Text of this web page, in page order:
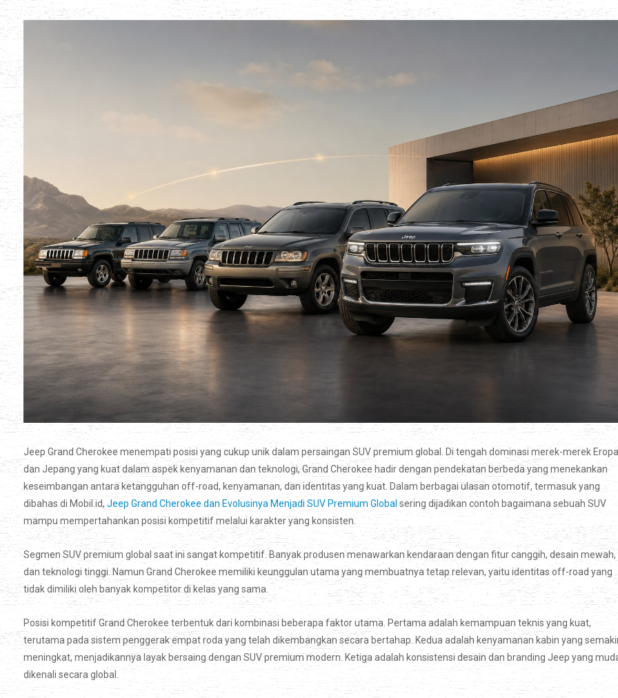
Jeep Grand Cherokee menempati posisi yang cukup unik dalam persaingan SUV premium global. Di tengah dominasi merek-merek Eropa
dan Jepang yang kuat dalam aspek kenyamanan dan teknologi, Grand Cherokee hadir dengan pendekatan berbeda yang menekankan
keseimbangan antara ketangguhan off-road, kenyamanan, dan identitas yang kuat. Dalam berbagai ulasan otomotif, termasuk yang
dibahas di Mobil.id, Jeep Grand Cherokee dan Evolusinya Menjadi SUV Premium Global sering dijadikan contoh bagaimana sebuah SUV
mampu mempertahankan posisi kompetitif melalui karakter yang konsisten.
Segmen SUV premium global saat ini sangat kompetitif. Banyak produsen menawarkan kendaraan dengan fitur canggih, desain mewah,
dan teknologi tinggi. Namun Grand Cherokee memiliki keunggulan utama yang membuatnya tetap relevan, yaitu identitas off-road yang
tidak dimiliki oleh banyak kompetitor di kelas yang sama.
Posisi kompetitif Grand Cherokee terbentuk dari kombinasi beberapa faktor utama. Pertama adalah kemampuan teknis yang kuat,
terutama pada sistem penggerak empat roda yang telah dikembangkan secara bertahap. Kedua adalah kenyamanan kabin yang
meningkat, menjadikannya layak bersaing dengan SUV premium modern. Ketiga adalah konsistensi desain dan branding Jeep yang
dikenali secara global.